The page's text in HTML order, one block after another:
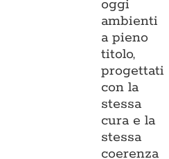
oggi
ambienti
a pieno
titolo,
progettati
con la
stessa
cura e la
stessa
coerenza